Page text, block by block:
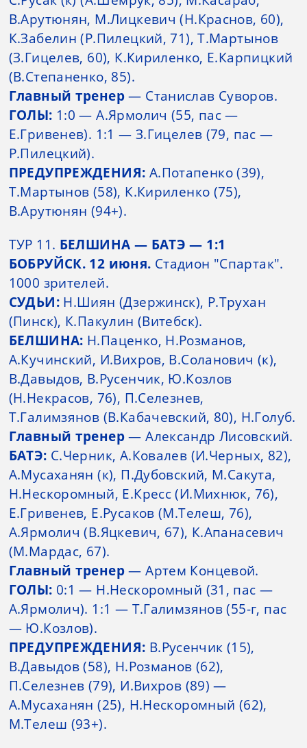
В.Арутюнян, М.Лицкевич (Н.Краснов, 60),
К.Забелин (Р.Пилецкий, 71), Т.Мартынов
(З.Гицелев, 60), К.Кириленко, Е.Карпицкий
(В.Степаненко, 85).
Главный тренер— Станислав Суворов.
ГОЛЫ: 1:0 — А.Ярмолич (55, пас —
Е.Гривенев). 1:1 — З.Гицелев (79, пас —
Р.Пилецкий).
ПРЕДУПРЕЖДЕНИЯ: А.Потапенко (39),
Т.Мартынов (58), К.Кириленко (75),
В.Арутюнян (94+).
ТУР 11. БЕЛШИНА — БАТЭ — 1:1
БОБРУЙСК. 12 июня. Стадион "Спартак".
1000 зрителей.
СУДЬИ: Н.Шиян (Дзержинск), Р.Трухан
(Пинск), К.Пакулин (Витебск).
БЕЛШИНА: Н.Паценко, Н.Розманов,
А.Кучинский, И.Вихров, В.Соланович (к),
В.Давыдов, В.Русенчик, Ю.Козлов
(Н.Некрасов, 76), П.Селезнев,
Т.Галимзянов (В.Кабачевский, 80), Н.Голуб.
Главный тренер— Александр Лисовский.
БАТЭ: С.Черник, А.Ковалев (И.Черных, 82),
А.Мусаханян (к), П.Дубовский, М.Сакута,
Н.Нескоромный, Е.Кресс (И.Михнюк, 76),
Е.Гривенев, Е.Русаков (М.Телеш, 76),
А.Ярмолич (В.Яцкевич, 67), К.Апанасевич
(М.Мардас, 67).
Главный тренер— Артем Концевой.
ГОЛЫ: 0:1 — Н.Нескоромный (31, пас —
А.Ярмолич). 1:1 — Т.Галимзянов (55-г, пас
— Ю.Козлов).
ПРЕДУПРЕЖДЕНИЯ: В.Русенчик (15),
В.Давыдов (58), Н.Розманов (62),
П.Селезнев (79), И.Вихров (89) —
А.Мусаханян (25), Н.Нескоромный (62),
М.Телеш (93+).